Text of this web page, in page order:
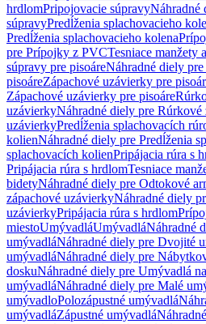
hrdlomPripojovacie súpravyNáhradné
súpravyPredĺženia splachovacieho
Predĺženia splachovacieho kolena
pre Prípojky z PVCTesniace manžety
súpravy pre pisoáreNáhradné diely
pisoáreZápachové uzávierky pre
Zápachové uzávierky pre pisoáre
uzávierkyNáhradné diely pre Rúrkové
uzávierkyPredĺženia splachovacích
kolienNáhradné diely pre Predĺženia
splachovacích kolienPripájacia rúra s
Pripájacia rúra s hrdlomTesniace
bidetyNáhradné diely pre Odtokové
zápachové uzávierkyNáhradné diely
uzávierkyPripájacia rúra s hrdlom
miestoUmývadláUmývadláNáhradné
umývadláNáhradné diely pre Dvojité
umývadláNáhradné diely pre
doskuNáhradné diely pre Umývadlá
umývadláNáhradné diely pre Malé
umývadloPolozápustné umývadlá
umývadláZápustné umývadlá